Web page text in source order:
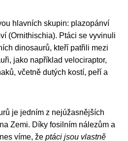
hlavních skupin: plazopánví
(Ornithischia). Ptáci se vyvinuli
dinosaurů, kteří patřili mezi
jako například velociraptor,
včetně dutých kostí, peří a
je jedním z nejúžasnějších
Zemi. Díky fosilním nálezům a
víme, že ptáci jsou vlastně